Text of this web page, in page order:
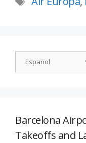
Barcelona
Takeoffs and